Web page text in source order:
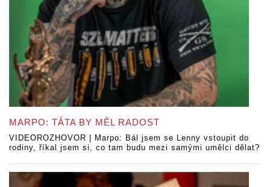
MARPO: TÁTA BY MĚL RADOST
VIDEOROZHOVOR | Marpo: Bál jsem se Lenny vstoupit do
rodiny, říkal jsem si, co tam budu mezi samými umělci dělat?